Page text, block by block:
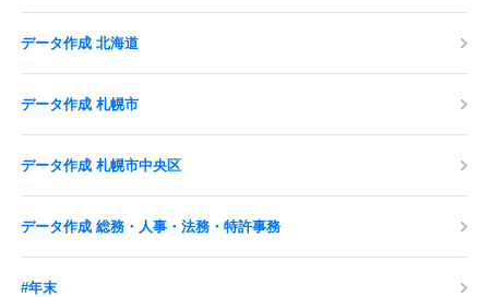
データ作成 北海道
データ作成 札幌市
データ作成 札幌市中央区
データ作成 総務・人事・法務・特許事務
#年末